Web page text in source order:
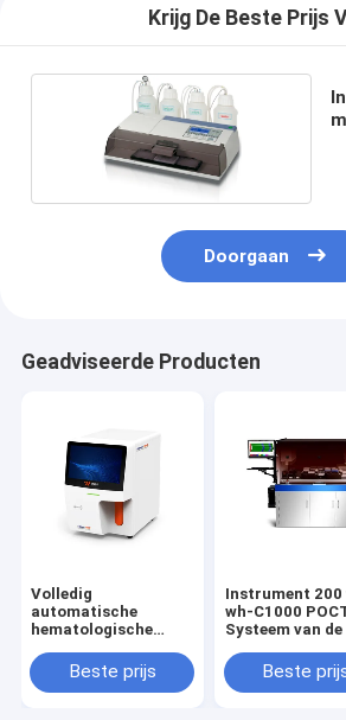
Krijg De Beste Prijs
Doorgaan
Geadviseerde Producten
Volledig
automatische
hematologische
Beste prijs
Instrument 200
wh-C1000
Systeem van de
van Tests/H het
Automatische
Beste